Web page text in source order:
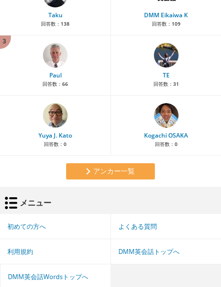
Taku
回答数： 138
DMM Eikaiwa K
回答数： 109
3
Paul
回答数： 66
TE
回答数： 31
Yuya J. Kato
回答数： 0
Kogachi OSAKA
回答数： 0
アンカー一覧
メニュー
初めての方へ よくある質問
利用規約 DMM英会話トップへ
DMM英会話Wordsトップへ